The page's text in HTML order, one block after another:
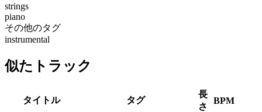
strings
piano
その他のタグ
instrumental
似たトラック
タイトル タグ
長
さ
BPM